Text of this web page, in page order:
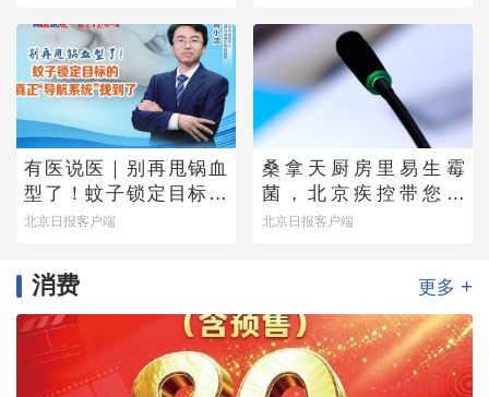
有医说医｜别再甩锅血
型了！蚊子锁定目标的
真正“导航系统”找到了
北京日报客户端
桑拿天厨房里易生霉
菌，北京疾控带您排
除“高风险点位”
北京日报客户端
消费 更多 +